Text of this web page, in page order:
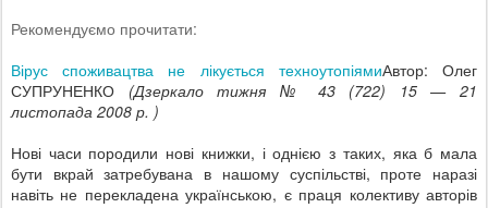
Рекомендуємо прочитати:
Вірус споживацтва не лікується техноутопіямиАвтор: Олег
СУПРУНЕНКО (Дзеркало тижня № 43 (722) 15 — 21
листопада 2008 р. )
Нові часи породили нові книжки, і однією з таких, яка б мала
бути вкрай затребувана в нашому суспільстві, проте наразі
навіть не перекладена українською, є праця колективу авторів